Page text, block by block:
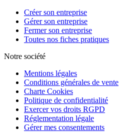
Créer son entreprise
Gérer son entreprise
Fermer son entreprise
Toutes nos fiches pratiques
Notre société
Mentions légales
Conditions générales de vente
Charte Cookies
Politique de confidentialité
Exercer vos droits RGPD
Réglementation légale
Gérer mes consentements